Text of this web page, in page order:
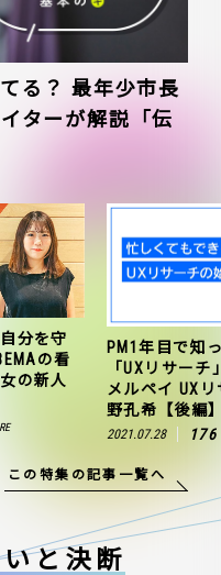
る？ 最年少市長
ターが解説「伝
分を守
の看
の新人
PM1年目で知
「UXリサー
メルペイ UX
野孔希【後編
2021.07.28 176
この特集の記事一覧へ
と決断